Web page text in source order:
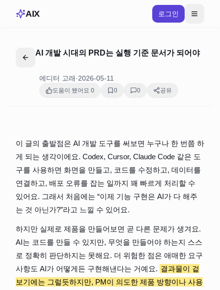
AIX 로그인
AI 개발 시대의 PRD는 실행 기준 문서가 되어야
에디터 고래·2026-05-11
도움이 됐어요 0 0 0 공유
이 글의 출발점은 AI 개발 도구를 써보면 누구나 한 번쯤 하
게 되는 생각이에요. Codex, Cursor, Claude Code 같은 도
구를 사용하면 화면을 만들고, 코드를 수정하고, 데이터를
연결하고, 배포 오류를 잡는 일까지 꽤 빠르게 처리할 수
있어요. 그래서 처음에는 “이제 기능 구현은 AI가 다 해주
는 것 아닌가?”라고 느낄 수 있어요.
하지만 실제로 제품을 만들어보면 곧 다른 문제가 생겨요.
AI는 코드를 만들 수 있지만, 무엇을 만들어야 하는지 스스
로 정확히 판단하지는 못해요. 더 위험한 점은 애매한 요구
사항도 AI가 어떻게든 구현해낸다는 거예요. 결과물이 겉
보기에는 그럴듯하지만, PM이 의도한 제품 방향이나 사용